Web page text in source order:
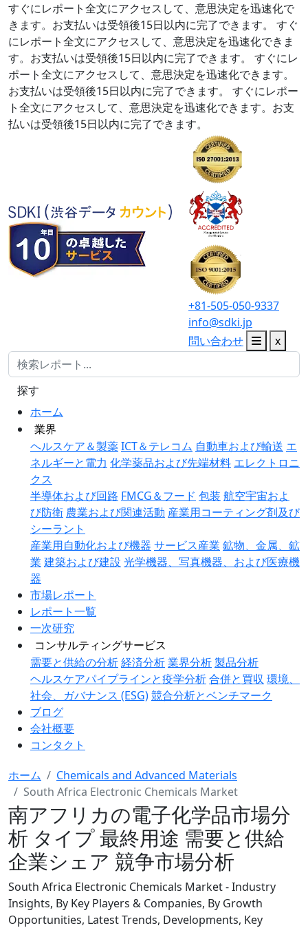
すぐにレポート全文にアクセスして、意思決定を迅速化で
きます。お支払いは受領後15日以内に完了できます。
すぐ
にレポート全文にアクセスして、意思決定を迅速化できま
す。お支払いは受領後15日以内に完了できます。
すぐにレ
ポート全文にアクセスして、意思決定を迅速化できます。
お支払いは受領後15日以内に完了できます。
すぐにレポー
ト全文にアクセスして、意思決定を迅速化できます。お支
払いは受領後15日以内に完了できます。
+81-505-050-9337
info@sdki.jp
問い合わせ
x
ホーム
業界
ヘルスケア＆製薬ICT＆テレコム 自動車および輸送 エ
ネルギーと電力 化学薬品および先端材料 エレクトロニ
クス
半導体および回路 FMCG＆フード 包装 航空宇宙およ
び防衛 農業および関連活動 産業用コーティング剤及び
シーラント
産業用自動化および機器 サービス産業 鉱物、金属、鉱
業 建築および建設 光学機器、写真機器、および医療機
器
市場レポート
レポート一覧
一次研究
コンサルティングサービス
需要と供給の分析経済分析業界分析製品分析
ヘルスケアパイプラインと疫学分析合併と買収 環境、
社会、ガバナンス (ESG)競合分析とベンチマーク
ブログ
会社概要
コンタクト
探す
ホーム
Chemicals and Advanced Materials
South Africa Electronic Chemicals Market
南アフリカの電子化学品市場分
析 タイプ 最終用途 需要と供給
企業シェア 競争市場分析
South Africa Electronic Chemicals Market - Industry
Insights, By Key Players & Companies, By Growth
Opportunities, Latest Trends, Developments, Key